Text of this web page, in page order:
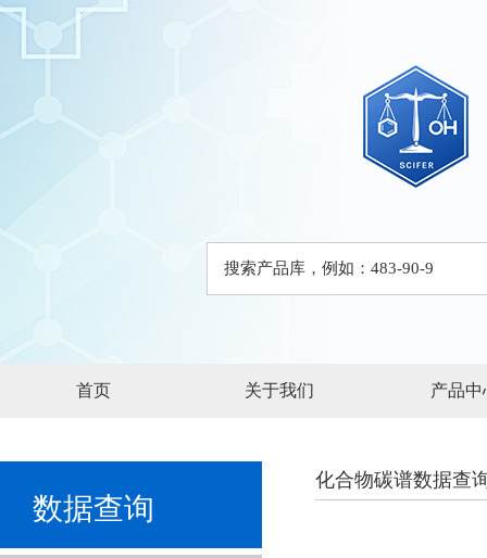
首页 关于我们 产品中
数据查询
化合物碳谱数据查